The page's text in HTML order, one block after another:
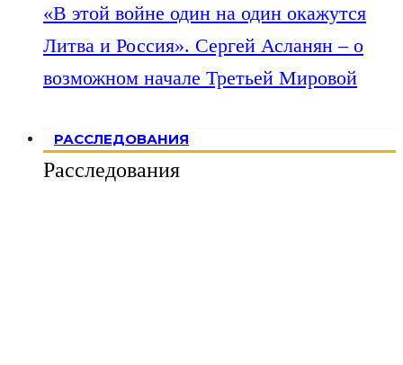
«В этой войне один на один окажутся
Литва и Россия». Сергей Асланян – о
возможном начале Третьей Мировой
РАССЛЕДОВАНИЯ
Расследования